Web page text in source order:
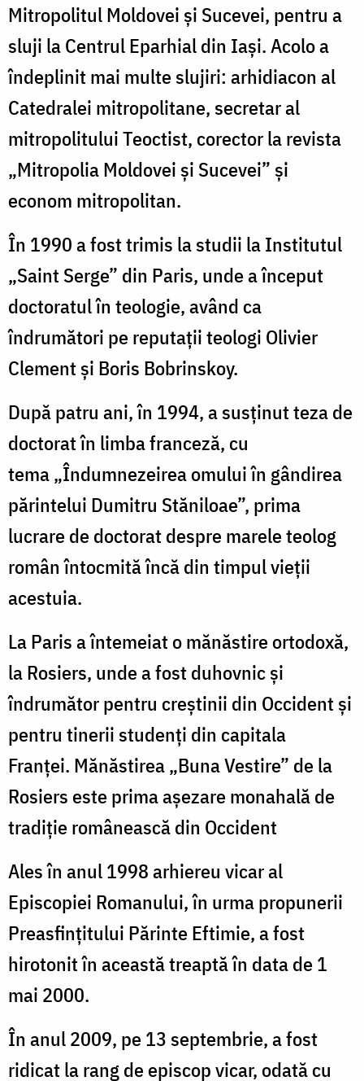
Mitropolitul Moldovei și Sucevei, pentru a
sluji la Centrul Eparhial din Iași. Acolo a
îndeplinit mai multe slujiri: arhidiacon al
Catedralei mitropolitane, secretar al
mitropolitului Teoctist, corector la revista
„Mitropolia Moldovei și Sucevei” și
econom mitropolitan.
În 1990 a fost trimis la studii la Institutul
„Saint Serge” din Paris, unde a început
doctoratul în teologie, având ca
îndrumători pe reputații teologi Olivier
Clement și Boris Bobrinskoy.
După patru ani, în 1994, a susținut teza de
doctorat în limba franceză, cu
tema „Îndumnezeirea omului în gândirea
părintelui Dumitru Stăniloae”, prima
lucrare de doctorat despre marele teolog
român întocmită încă din timpul vieții
acestuia.
La Paris a întemeiat o mănăstire ortodoxă,
la Rosiers, unde a fost duhovnic și
îndrumător pentru creștinii din Occident și
pentru tinerii studenți din capitala
Franței. Mănăstirea „Buna Vestire” de la
Rosiers este prima așezare monahală de
tradiție românească din Occident
Ales în anul 1998 arhiereu vicar al
Episcopiei Romanului, în urma propunerii
Preasfințitului Părinte Eftimie, a fost
hirotonit în această treaptă în data de 1
mai 2000.
În anul 2009, pe 13 septembrie, a fost
ridicat la rang de episcop vicar, odată cu